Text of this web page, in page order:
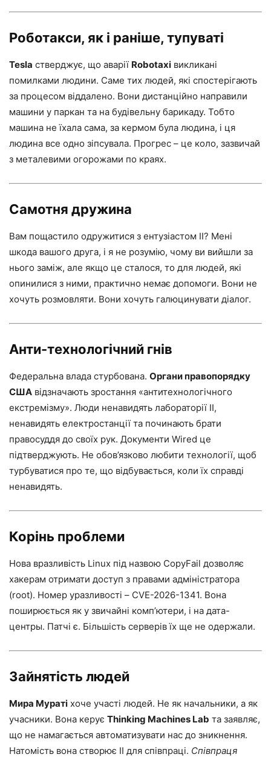
Роботакси, як і раніше, тупуваті
Tesla стверджує, що аварії Robotaxi викликані
помилками людини. Саме тих людей, які спостерігають
за процесом віддалено. Вони дистанційно направили
машини у паркан та на будівельну барикаду. Тобто
машина не їхала сама, за кермом була людина, і ця
людина все одно зіпсувала. Прогрес – це коло, зазвичай
з металевими огорожами по краях.
Самотня дружина
Вам пощастило одружитися з ентузіастом ІІ? Мені
шкода вашого друга, і я не розумію, чому ви вийшли за
нього заміж, але якщо це сталося, то для людей, які
опинилися з ними, практично немає допомоги. Вони не
хочуть розмовляти. Вони хочуть галюцинувати діалог.
Анти-технологічний гнів
Федеральна влада стурбована. Органи правопорядку
США відзначають зростання «антитехнологічного
екстремізму». Люди ненавидять лабораторії ІІ,
ненавидять електростанції та починають брати
правосуддя до своїх рук. Документи Wired це
підтверджують. Не обов’язково любити технології, щоб
турбуватися про те, що відбувається, коли їх справді
ненавидять.
Корінь проблеми
Нова вразливість Linux під назвою CopyFail дозволяє
хакерам отримати доступ з правами адміністратора
(root). Номер уразливості – CVE-2026-1341. Вона
поширюється як у звичайні комп’ютери, і на дата-
центры. Патчі є. Більшість серверів їх ще не одержали.
Зайнятість людей
Мира Мураті хоче участі людей. Не як начальники, а як
учасники. Вона керує Thinking Machines Lab та заявляє,
що не намагається автоматизувати нас до зникнення.
Натомість вона створює ІІ для співпраці. Співпраця